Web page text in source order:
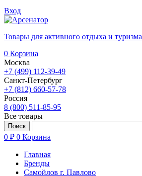
Вход
Товары для активного отдыха и туризма
0 Корзина
Москва
+7 (499) 112-39-49
Санкт-Петербург
+7 (812) 660-57-78
Россия
8 (800) 511-85-95
Все товары
0 ₽ 0 Корзина
Главная
Бренды
Самойлов г. Павлово